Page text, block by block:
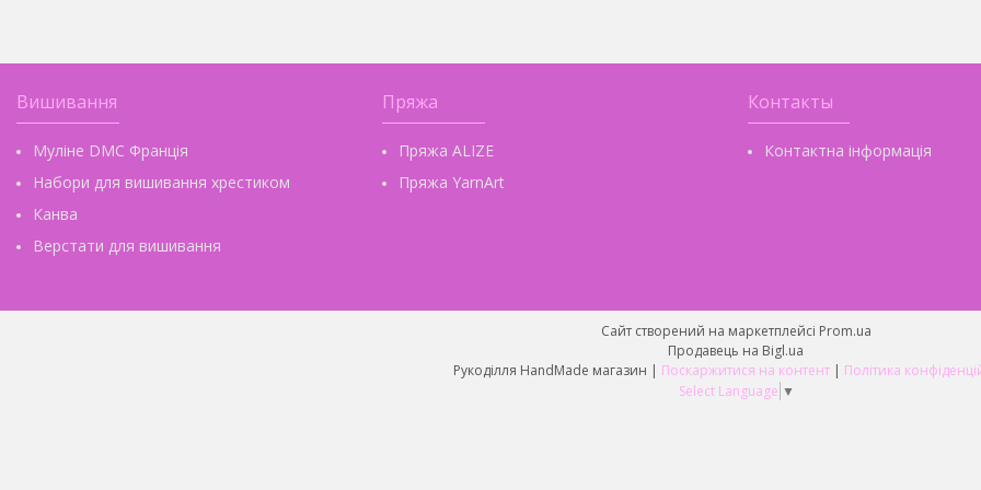
Вишивання
Муліне DMC Франція
Набори для вишивання хрестиком
Канва
Верстати для вишивання
Пряжа
Пряжа ALIZE
Пряжа YarnArt
Контакты
Контактна інформація
Сайт створений на маркетплейсі Prom.ua
Продавець на Bigl.ua
Рукоділля HandMade магазин | Поскаржитися на контент | Політика
Select Language ▼